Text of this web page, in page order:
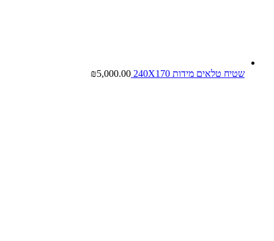
שטיח טלאים מידות 240X170 ₪5,000.00